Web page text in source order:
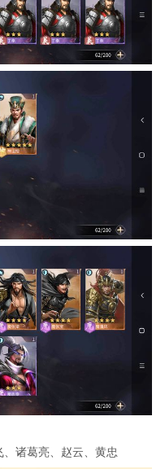
诸葛亮、赵云、黄忠